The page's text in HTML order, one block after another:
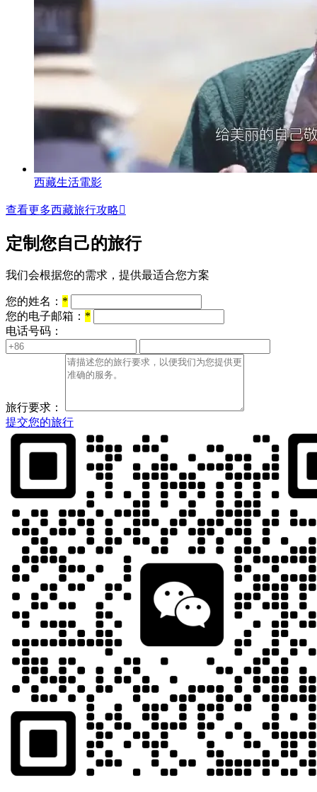
西藏生活電影
查看更多西藏旅行攻略
定制您自己的旅行
我们会根据您的需求，提供最适合您方案
您的姓名： *
您的电子邮箱： *
电话号码：
旅行要求：
提交您的旅行